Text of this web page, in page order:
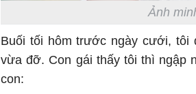
Ảnh
Buối tối hôm trước ngày cưới, tôi
vừa đỡ. Con gái thấy tôi thì ngập
con: